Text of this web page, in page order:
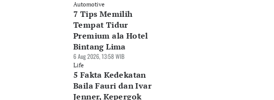
Automotive
7 Tips Memilih
Tempat Tidur
Premium ala Hotel
Bintang Lima
6 Aug 2026, 13:58 WIB
Life
5 Fakta Kedekatan
Baila Fauri dan Ivar
Jenner, Kepergok